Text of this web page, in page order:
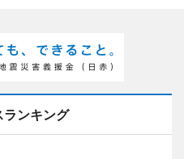
ランキング